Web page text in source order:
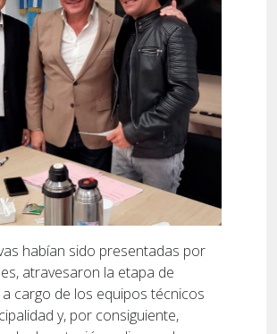
habían sido presentadas por
atravesaron la etapa de
cargo de los equipos técnicos
y, por consiguiente,